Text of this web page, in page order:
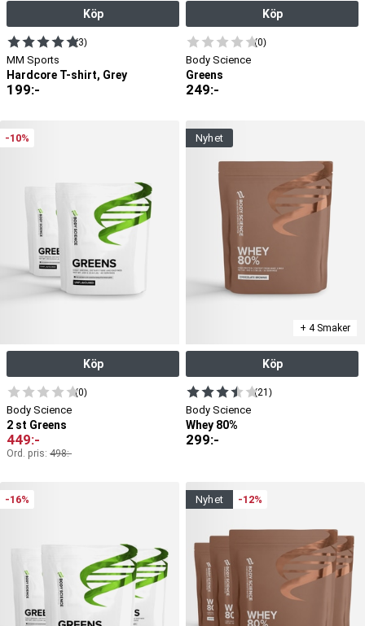
Köp
(3)
MM Sports
Hardcore T-shirt, Grey
199:-
Köp
(0)
Body Science
Greens
249:-
-10%
Köp
(0)
Body Science
2 st Greens
449:-
Ord. pris: 498:-
nyhet
+ 4 Smaker
Köp
(21)
Body Science
Whey 80%
299:-
-16% nyhet -12%